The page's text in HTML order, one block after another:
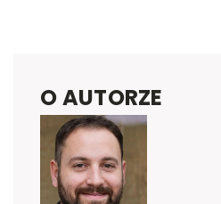
O AUTORZE